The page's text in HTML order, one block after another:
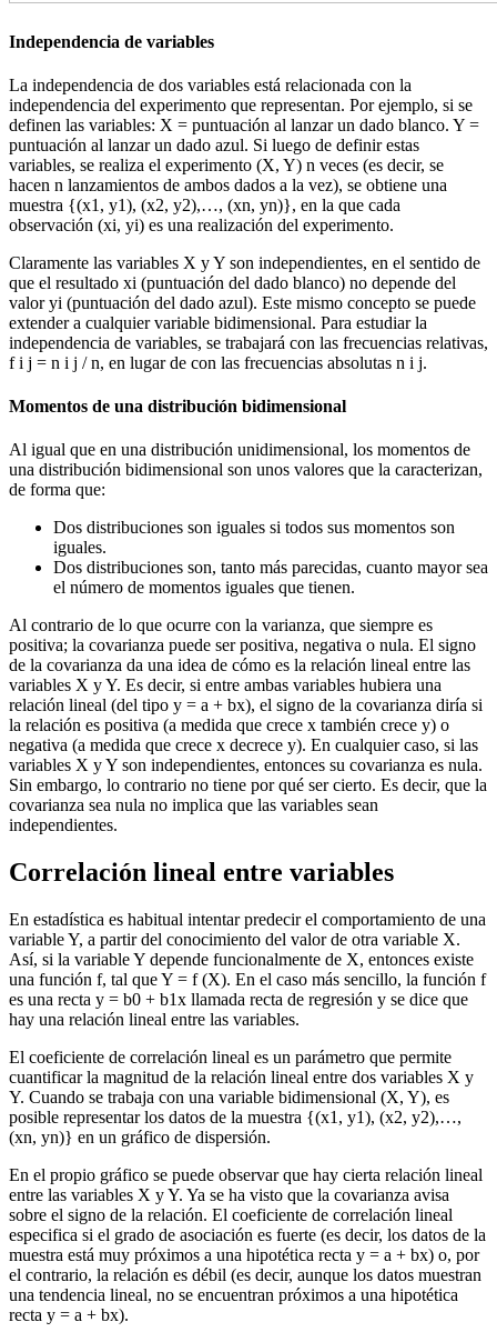
Independencia de variables
La independencia de dos variables está relacionada con la
independencia del experimento que representan. Por ejemplo, si se
definen las variables: X = puntuación al lanzar un dado blanco. Y =
puntuación al lanzar un dado azul. Si luego de definir estas
variables, se realiza el experimento (X, Y) n veces (es decir, se
hacen n lanzamientos de ambos dados a la vez), se obtiene una
muestra {(x1, y1), (x2, y2),…, (xn, yn)}, en la que cada
observación (xi, yi) es una realización del experimento.
Claramente las variables X y Y son independientes, en el sentido de
que el resultado xi (puntuación del dado blanco) no depende del
valor yi (puntuación del dado azul). Este mismo concepto se puede
extender a cualquier variable bidimensional. Para estudiar la
independencia de variables, se trabajará con las frecuencias relativas,
f i j = n i j / n, en lugar de con las frecuencias absolutas n i j.
Momentos de una distribución bidimensional
Al igual que en una distribución unidimensional, los momentos de
una distribución bidimensional son unos valores que la caracterizan,
de forma que:
Dos distribuciones son iguales si todos sus momentos son
iguales.
Dos distribuciones son, tanto más parecidas, cuanto mayor sea
el número de momentos iguales que tienen.
Al contrario de lo que ocurre con la varianza, que siempre es
positiva; la covarianza puede ser positiva, negativa o nula. El signo
de la covarianza da una idea de cómo es la relación lineal entre las
variables X y Y. Es decir, si entre ambas variables hubiera una
relación lineal (del tipo y = a + bx), el signo de la covarianza diría si
la relación es positiva (a medida que crece x también crece y) o
negativa (a medida que crece x decrece y). En cualquier caso, si las
variables X y Y son independientes, entonces su covarianza es nula.
Sin embargo, lo contrario no tiene por qué ser cierto. Es decir, que la
covarianza sea nula no implica que las variables sean
independientes.
Correlación lineal entre variables
En estadística es habitual intentar predecir el comportamiento de una
variable Y, a partir del conocimiento del valor de otra variable X.
Así, si la variable Y depende funcionalmente de X, entonces existe
una función f, tal que Y = f (X). En el caso más sencillo, la función f
es una recta y = b0 + b1x llamada recta de regresión y se dice que
hay una relación lineal entre las variables.
El coeficiente de correlación lineal es un parámetro que permite
cuantificar la magnitud de la relación lineal entre dos variables X y
Y. Cuando se trabaja con una variable bidimensional (X, Y), es
posible representar los datos de la muestra {(x1, y1), (x2, y2),…,
(xn, yn)} en un gráfico de dispersión.
En el propio gráfico se puede observar que hay cierta relación lineal
entre las variables X y Y. Ya se ha visto que la covarianza avisa
sobre el signo de la relación. El coeficiente de correlación lineal
especifica si el grado de asociación es fuerte (es decir, los datos de la
muestra está muy próximos a una hipotética recta y = a + bx) o, por
el contrario, la relación es débil (es decir, aunque los datos muestran
una tendencia lineal, no se encuentran próximos a una hipotética
recta y = a + bx).